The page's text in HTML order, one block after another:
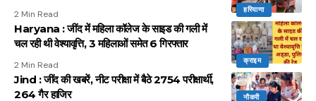
हरियाणा
2 Min Read
क्राइम
Haryana : जींद में महिला कॉलेज के साइड की गली में
चल रही थी वेश्यावृत्ति, 3 महिलाओं समेत 6 गिरफ्तार
2 Min Read
नौकरी
Jind : जींद की खबरें, नीट परीक्षा में बैठे 2754 परीक्षार्थी,
264 गैर हाजिर